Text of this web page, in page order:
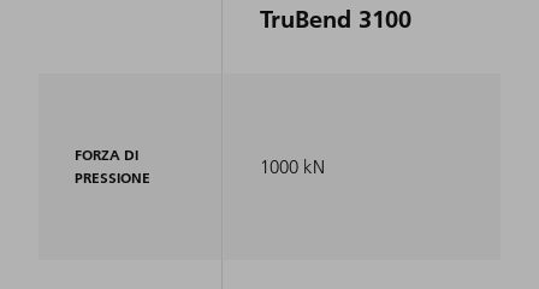
FORZA DI
PRESSIONE
TruBend 3100
1000 kN